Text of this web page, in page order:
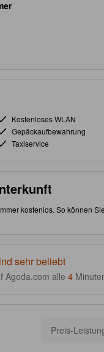
Kostenloses WLAN
Gepäckaufbewahrung
Taxiservice
kostenlos. So können
"Stadtstrand" erlaubt es
sehr beliebt
Agoda.com alle 4
Preis-